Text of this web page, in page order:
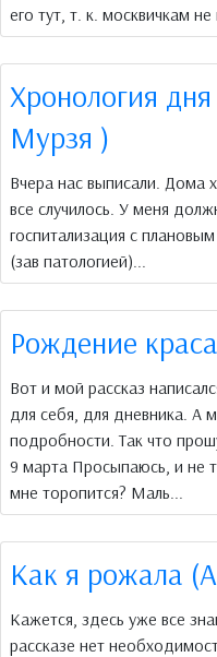
его тут, т. к. москвичкам
Хронология
Мурзя )
Вчера нас выписали. Дома
все случилось. У меня
госпитализация с
(зав патологией)...
Рождение
Вот и мой рассказ
для себя, для дневника. А
подробности. Так что
9 марта Просыпаюсь, и не
мне торопится? Маль...
Как я рожала
Кажется, здесь уже все
рассказе нет